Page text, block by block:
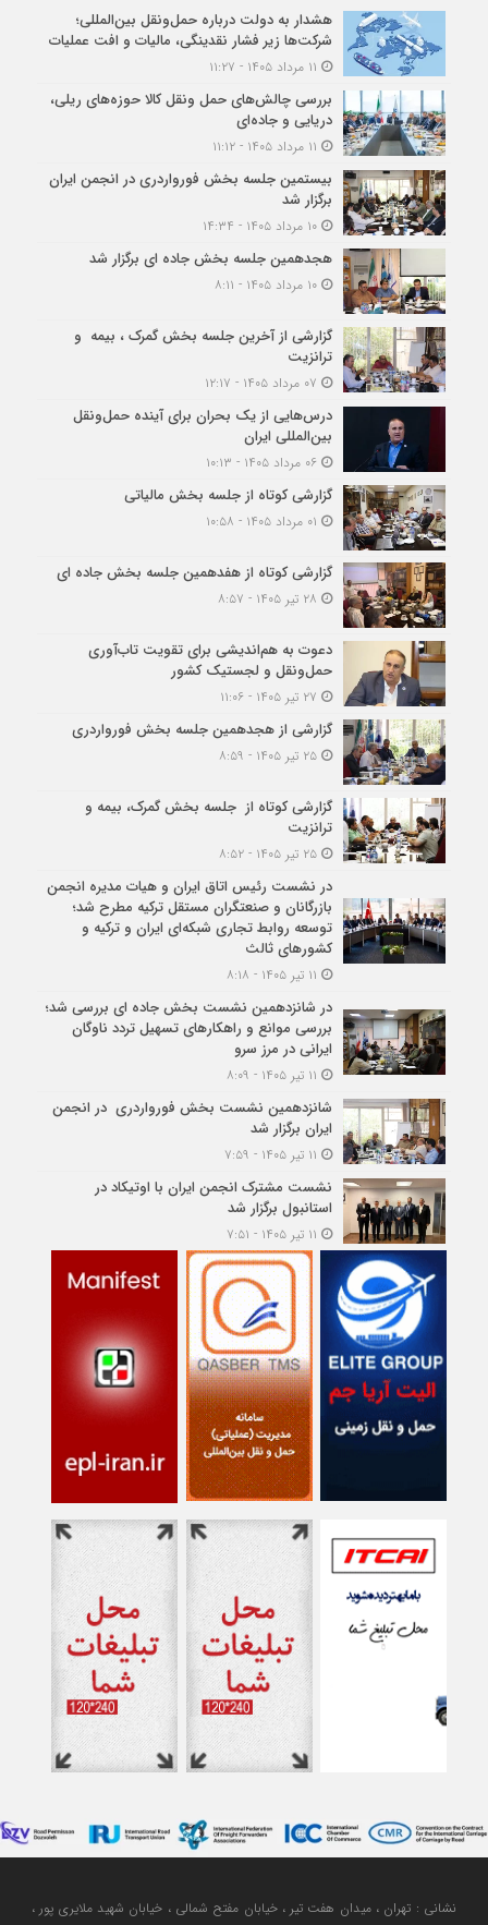
هشدار به دولت درباره حمل‌ونقل بین‌المللی؛
شرکت‌ها زیر فشار نقدینگی، مالیات و افت عملیات
بررسی چالش‌های حمل ونقل کالا حوزه‌های ریلی،
دریایی و جاده‌ای
بیستمین جلسه بخش فورواردری در انجمن ایران
برگزار شد
۱۰ مرداد ۱۴۰۵ - ۱۴:۳۴
هجدهمین جلسه بخش جاده ای برگزار شد
۱۰ مرداد ۱۴۰۵ - ۸:۱۱
گزارشی از آخرین جلسه بخش گمرک ، بیمه و
ترانزیت
درس‌هایی از یک بحران برای آینده حمل‌ونقل
بین‌المللی ایران
گزارشی کوتاه از جلسه بخش مالیاتی
گزارشی کوتاه از هفدهمین جلسه بخش جاده ای
دعوت به هم‌اندیشی برای تقویت تاب‌آوری
حمل‌ونقل و لجستیک کشور
گزارشی از هجدهمین جلسه بخش فورواردری
۲۵ تیر ۱۴۰۵ - ۸:۵۹
گزارشی کوتاه از جلسه بخش گمرک، بیمه و
ترانزیت
۲۵ تیر ۱۴۰۵ - ۸:۵۲
در نشست رئیس اتاق ایران و هیات مدیره انجمن
بازرگانان و صنعتگران مستقل ترکیه مطرح شد؛
توسعه روابط تجاری شبکه‌ای ایران و ترکیه و
کشورهای ثالث
در شانزدهمین نشست بخش جاده ای بررسی شد؛
بررسی موانع و راهکارهای تسهیل تردد ناوگان
ایرانی در مرز سرو
شانزدهمین نشست بخش فورواردری در انجمن
ایران برگزار شد
نشست مشترک انجمن ایران با اوتیکاد در
استانبول برگزار شد
نشانی : تهران ، میدان هفت تیر ، خیابان مفتح شمالی ، خیابان شهید ملایری پور ،